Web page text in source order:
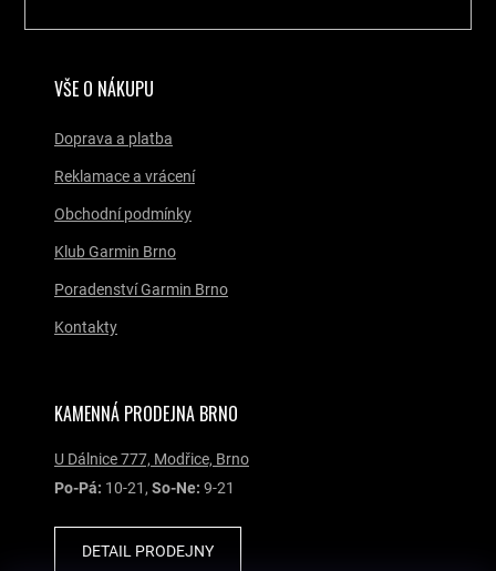
KAMENNÁ PRODEJNA BRNO
U Dálnice 777, Modřice, Brno
Po-Pá: 10-21, So-Ne: 9-21
DETAIL PRODEJNY
VŠE O NÁKUPU
Doprava a platba
Reklamace a vrácení
Obchodní podmínky
Klub Garmin Brno
Poradenství Garmin Brno
Kontakty